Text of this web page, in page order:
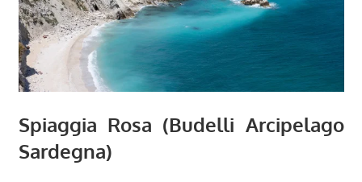
Spiaggia Rosa (Budelli Arcipelago
Sardegna)